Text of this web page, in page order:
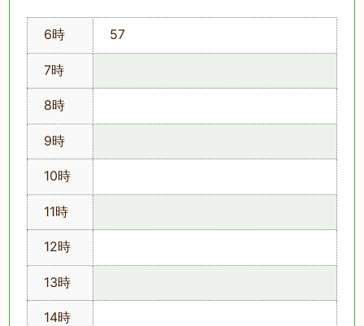
6時 57
7時
8時
9時
10時
11時
12時
13時
14時